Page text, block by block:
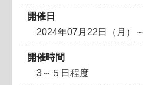
開催日
2024年07月22日（月）
開催時間
3～５日程度